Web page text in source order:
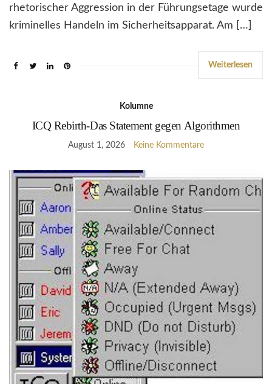
rhetorischer Aggression in der Führungsetage wurde
kriminelles Handeln im Sicherheitsapparat. Am […]
Weiterlesen
Kolumne
ICQ Rebirth-Das Statement gegen Algorithmen
August 1, 2026 Keine Kommentare